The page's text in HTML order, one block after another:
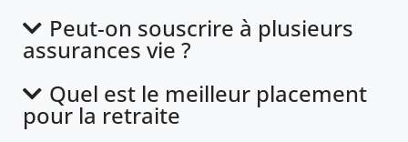
Peut-on souscrire à plusieurs
assurances vie ?
Quel est le meilleur placement
pour la retraite